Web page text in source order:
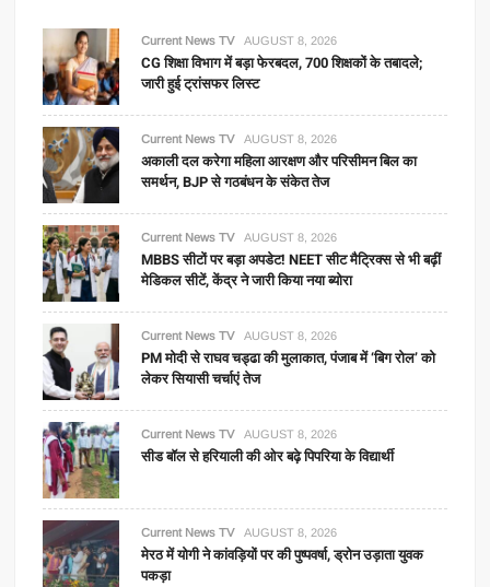
Current News TV AUGUST 8, 2026
CG शिक्षा विभाग में बड़ा फेरबदल, 700 शिक्षकों के तबादले;
जारी हुई ट्रांसफर लिस्ट
Current News TV AUGUST 8, 2026
अकाली दल करेगा महिला आरक्षण और परिसीमन बिल का
समर्थन, BJP से गठबंधन के संकेत तेज
Current News TV AUGUST 8, 2026
MBBS सीटों पर बड़ा अपडेट! NEET सीट मैट्रिक्स से भी बढ़ीं
मेडिकल सीटें, केंद्र ने जारी किया नया ब्योरा
Current News TV AUGUST 8, 2026
PM मोदी से राघव चड्ढा की मुलाकात, पंजाब में ‘बिग रोल’ को
लेकर सियासी चर्चाएं तेज
Current News TV AUGUST 8, 2026
सीड बॉल से हरियाली की ओर बढ़े पिपरिया के विद्यार्थी
Current News TV AUGUST 8, 2026
मेरठ में योगी ने कांवड़ियों पर की पुष्पवर्षा, ड्रोन उड़ाता युवक
पकड़ा